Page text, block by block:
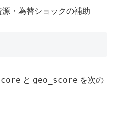
源・為替ショックの補助
と geo_score を次の